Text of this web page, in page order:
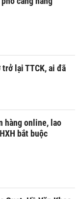
lại TTCK, ai đã
hàng online, lao
bắt buộc